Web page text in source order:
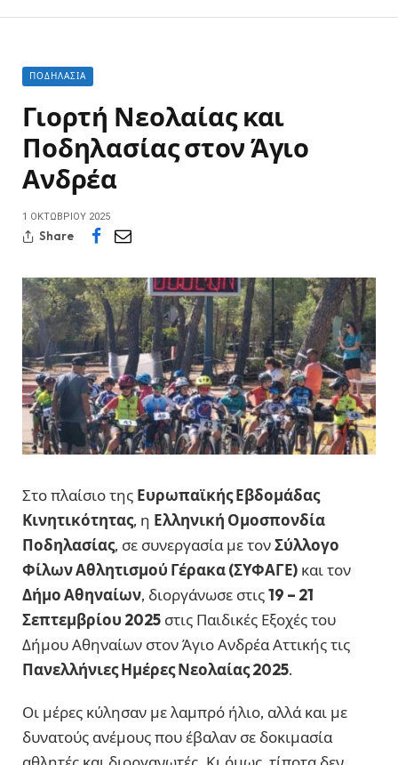
ΠΟΔΗΛΑΣΊΑ
Γιορτή Νεολαίας και
Ποδηλασίας στον Άγιο
Ανδρέα
1 ΟΚΤΩΒΡΊΟΥ 2025
Share
Στο πλαίσιο της Ευρωπαϊκής Εβδομάδας
Κινητικότητας, η Ελληνική Ομοσπονδία
Ποδηλασίας, σε συνεργασία με τονΣύλλογο
Φίλων Αθλητισμού Γέρακα (ΣΥΦΑΓΕ) και τον
Δήμο Αθηναίων, διοργάνωσε στις19 – 21
Σεπτεμβρίου 2025 στις Παιδικές Εξοχές του
Δήμου Αθηναίων στον Άγιο Ανδρέα Αττικής τις
Πανελλήνιες Ημέρες Νεολαίας 2025.
Οι μέρες κύλησαν με λαμπρό ήλιο, αλλά και με
δυνατούς ανέμους που έβαλαν σε δοκιμασία